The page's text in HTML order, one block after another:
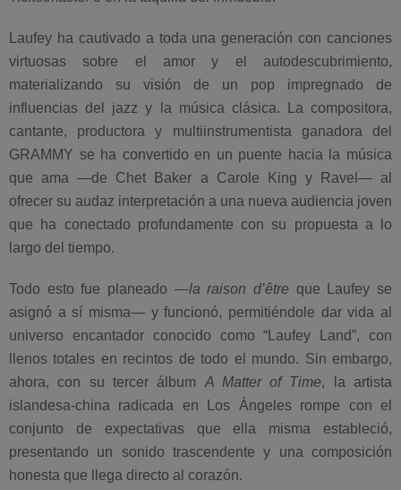
Laufey ha cautivado a toda una generación con canciones
virtuosas sobre el amor y el autodescubrimiento,
materializando su visión de un pop impregnado de
influencias del jazz y la música clásica. La compositora,
cantante, productora y multiinstrumentista ganadora del
GRAMMY se ha convertido en un puente hacia la música
que ama —de Chet Baker a Carole King y Ravel— al
ofrecer su audaz interpretación a una nueva audiencia joven
que ha conectado profundamente con su propuesta a lo
largo del tiempo.
Todo esto fue planeado —la raison d’être que Laufey se
asignó a sí misma— y funcionó, permitiéndole dar vida al
universo encantador conocido como “Laufey Land”, con
llenos totales en recintos de todo el mundo. Sin embargo,
ahora, con su tercer álbum A Matter of Time, la artista
islandesa-china radicada en Los Ángeles rompe con el
conjunto de expectativas que ella misma estableció,
presentando un sonido trascendente y una composición
honesta que llega directo al corazón.